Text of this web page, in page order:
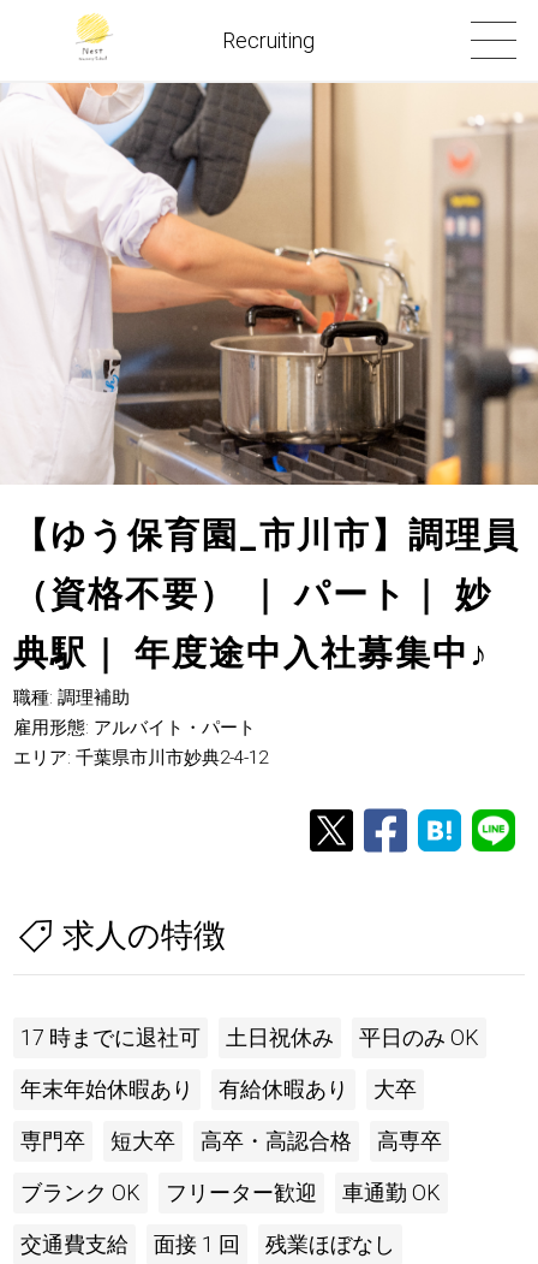
Recruiting
【ゆう保育園_市川市】調理員
（資格不要） ｜ パート｜ 妙
典駅｜ 年度途中入社募集中♪
職種: 調理補助
雇用形態: アルバイト・パート
エリア: 千葉県市川市妙典2-4-12
求人の特徴
17 時までに退社可 土日祝休み 平日のみ OK
年末年始休暇あり 有給休暇あり 大卒
専門卒 短大卒 高卒・高認合格 高専卒
ブランク OK フリーター歓迎 車通勤 OK
交通費支給 面接 1 回 残業ほぼなし